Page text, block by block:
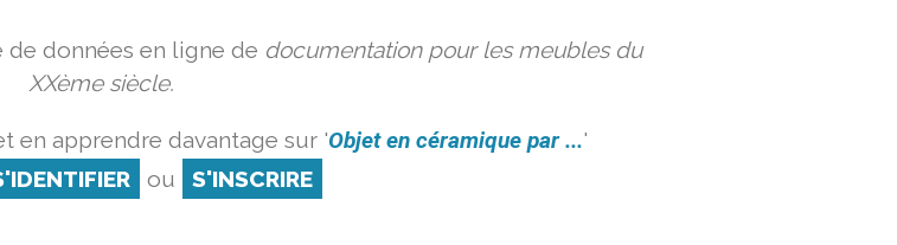
données en ligne de documentation pour les meubles du
XXème siècle.
en apprendre davantage sur 'Objet en céramique par ...'
ou S'INSCRIRE